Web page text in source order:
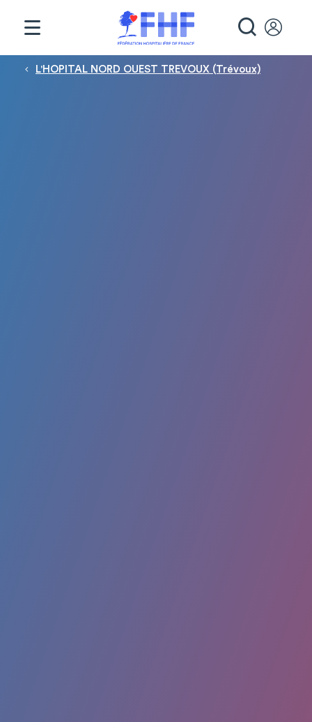
Fil d'Ariane
L'HOPITAL NORD OUEST TREVOUX (Trévoux)
Panneau de gestion des cookies